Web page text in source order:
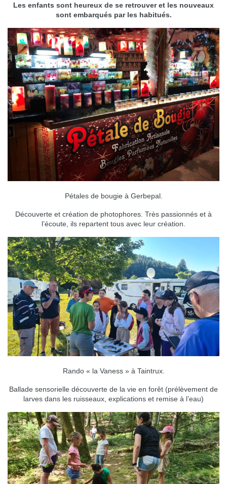
Les enfants sont heureux de se retrouver et les nouveaux
sont embarqués par les habitués.
Pétales de bougie à Gerbepal.
Découverte et création de photophores. Très passionnés et à
l’écoute, ils repartent tous avec leur création.
Rando « la Vaness » à Taintrux.
Ballade sensorielle découverte de la vie en forêt (prélèvement de
larves dans les ruisseaux, explications et remise à l’eau)